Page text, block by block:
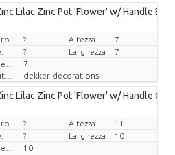
Lilac Zinc Pot 'Flower' w/ Handle ES-6
x uno
? Altezza
7
? Larghezza
7
7
Produttore
dekker decorations
Lilac Zinc Pot 'Flower' w/ Handle
x uno
? Altezza
11
? Larghezza
10
10